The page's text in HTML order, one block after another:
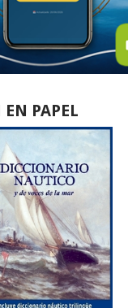
PAPEL